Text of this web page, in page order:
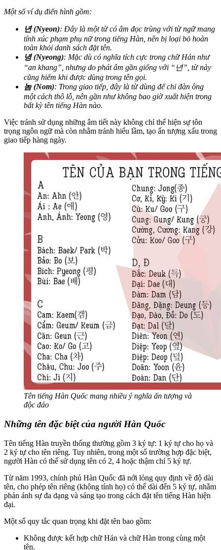
Một số ví dụ điển hình gồm:
년 (Nyeon): Đây là một từ có âm đọc trùng với từ ngữ mang
tính xúc phạm phụ nữ trong tiếng Hàn, nên bị loại bỏ hoàn
toàn khỏi danh sách đặt tên.
녕 (Nyeong): Mặc dù có nghĩa tích cực trong chữ Hán như
“an khang”, nhưng do phát âm gần giống với “년”, từ này
cũng hiếm khi được dùng trong tên gọi.
놈 (Nom): Trong giao tiếp, đây là từ dùng để chỉ đàn ông
một cách thô lỗ, nên gần như không bao giờ xuất hiện trong
bất kỳ tên tiếng Hàn nào.
Việc tránh sử dụng những âm tiết này không chỉ thể hiện sự tôn
trọng ngôn ngữ mà còn nhằm tránh hiểu lầm, tạo ấn tượng xấu trong
giao tiếp hàng ngày.
Tên tiếng Hàn Quốc mang nhiều ý nghĩa ấn tượng và
độc đáo
Những tên đặc biệt của người Hàn Quốc
Tên tiếng Hàn truyền thống thường gồm 3 ký tự: 1 ký tự cho họ và
2 ký tự cho tên riêng. Tuy nhiên, trong một số trường hợp đặc biệt,
người Hàn có thể sử dụng tên có 2, 4 hoặc thậm chí 5 ký tự.
Từ năm 1993, chính phủ Hàn Quốc đã nới lỏng quy định về độ dài
tên, cho phép tên riêng (không tính họ) có thể dài đến 5 ký tự, nhằm
phản ánh sự đa dạng và sáng tạo trong cách đặt tên tiếng Hàn hiện
đại.
Một số quy tắc quan trọng khi đặt tên bao gồm:
Không được kết hợp chữ Hán và chữ Hàn trong cùng một
tên.